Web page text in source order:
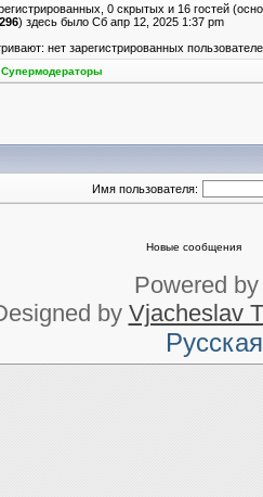
0 скрытых и 16 гостей
296) здесь было Сб апр 12, 2025 1:37 pm
нет зарегистрированных
Супермодераторы
Имя пользователя:
Новые сообщения
Powered
by Vjacheslav